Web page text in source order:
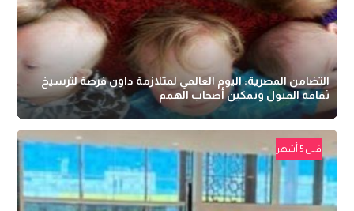
التضامن المصرية: اليوم العالمي لمتلازمة داون فرصة لترسيخ
ثقافة القبول وتمكين أصحاب الهمم
قبل 5 أشهر